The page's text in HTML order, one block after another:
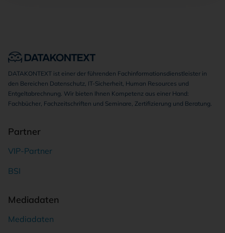
DATAKONTEXT ist einer der führenden Fachinformationsdienstleister in
den Bereichen Datenschutz, IT-Sicherheit, Human Resources und
Entgeltabrechnung. Wir bieten Ihnen Kompetenz aus einer Hand:
Fachbücher, Fachzeitschriften und Seminare, Zertifizierung und Beratung.
Partner
VIP-Partner
BSI
Mediadaten
Mediadaten